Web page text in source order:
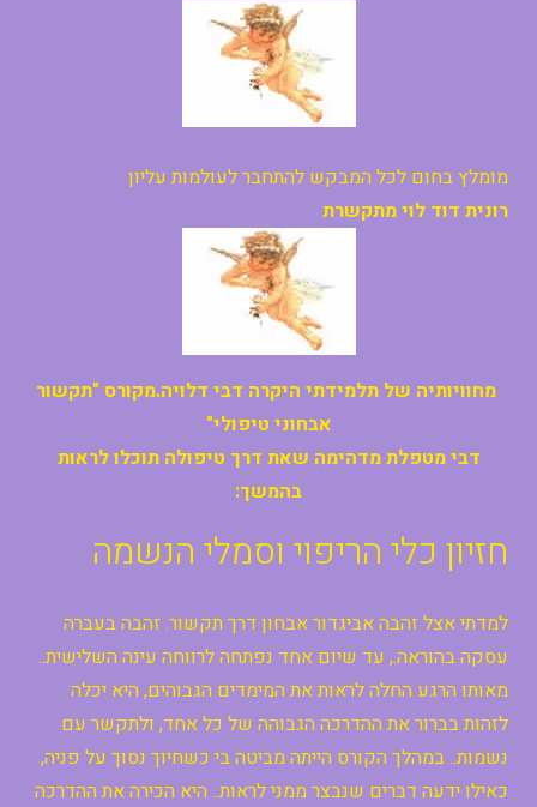
מומלץ בחום לכל המבקש להתחבר לעולמות עליון
רונית דוד לוי מתקשרת
מחוויותיה של תלמידתי היקרה דבי דלויה.מקורס "תקשור
אבחוני טיפולי"
דבי מטפלת מדהימה שאת דרך טיפולה תוכלו לראות
בהמשך:
חזיון כלי הריפוי וסמלי הנשמה
למדתי אצל זהבה אביגדור אבחון דרך תקשור. זהבה בעברה
עסקה בהוראה., עד שיום אחד נפתחה לרווחה עינה השלישית..
מאותו הרגע החלה לראות את המימדים הגבוהים, היא יכלה
לזהות בברור את ההדרכה הגבוהה של כל אחד, ולתקשר עם
נשמות.. במהלך הקורס הייתה מביטה בי כשחיוך נסוך על פניה,
כאילו ידעה דברים שנבצר ממני לראות.. היא הכירה את ההדרכה